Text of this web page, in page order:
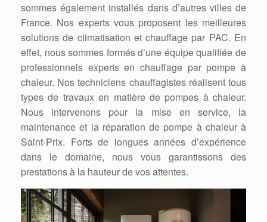
sommes également installés dans d’autres villes de
France. Nos experts vous proposent les meilleures
solutions de climatisation et chauffage par PAC. En
effet, nous sommes formés d’une équipe qualifiée de
professionnels experts en chauffage par pompe à
chaleur. Nos techniciens chauffagistes réalisent tous
types de travaux en matière de pompes à chaleur.
Nous intervenons pour la mise en service, la
maintenance et la réparation de pompe à chaleur à
Saint-Prix. Forts de longues années d’expérience
dans le domaine, nous vous garantissons des
prestations à la hauteur de vos attentes.